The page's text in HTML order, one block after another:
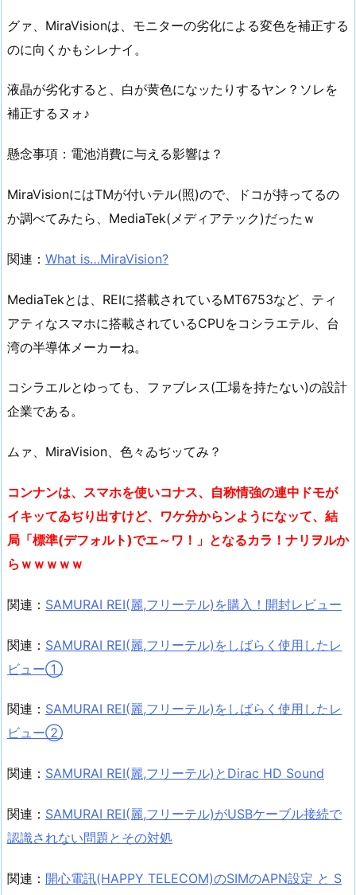
グァ、MiraVisionは、モニターの劣化による変色を補正する
のに向くかもシレナイ。
液晶が劣化すると、白が黄色になッたりするヤン？ソレを
補正するヌォ♪
懸念事項：電池消費に与える影響は？
MiraVisionにはTMが付いテル(照)ので、ドコが持ってるの
か調べてみたら、MediaTek(メディアテック)だったｗ
関連： What is…MiraVision?
MediaTekとは、REIに搭載されているMT6753など、ティ
アティなスマホに搭載されているCPUをコシラエテル、台
湾の半導体メーカーね。
コシラエルとゆっても、ファブレス(工場を持たない)の設計
企業である。
ムァ、MiraVision、色々ゐぢッてみ？
コンナンは、スマホを使いコナス、自称情強の連中ドモが
イキッてゐぢり出すけど、ワケ分からンようになッて、結
局「標準(デフォルト)でエ～ワ！」となるカラ！ナリヲルか
らｗｗｗｗｗ
関連： SAMURAI REI(麗,フリーテル)を購入！開封レビュー
関連： SAMURAI REI(麗,フリーテル)をしばらく使用したレ
ビュー①
関連： SAMURAI REI(麗,フリーテル)をしばらく使用したレ
ビュー②
関連： SAMURAI REI(麗,フリーテル)とDirac HD Sound
関連： SAMURAI REI(麗,フリーテル)がUSBケーブル接続で
認識されない問題とその対処
関連： 開心電訊(HAPPY TELECOM)のSIMのAPN設定 と S